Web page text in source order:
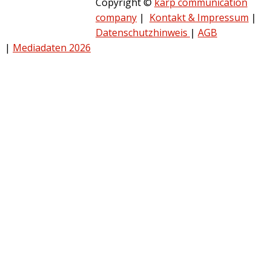
company | Kontakt & Impressum |
Datenschutzhinweis | AGB
| Mediadaten 2026